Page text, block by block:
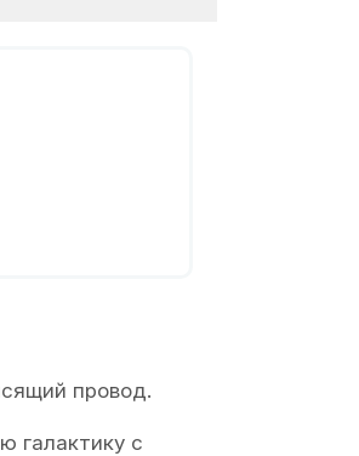
провод.
галактику с